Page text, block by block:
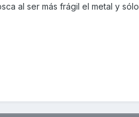
al ser más frágil el metal y